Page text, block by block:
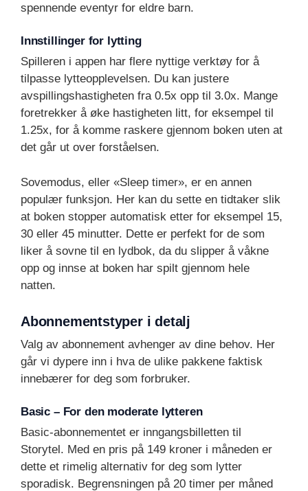
spennende eventyr for eldre barn.
Innstillinger for lytting
Spilleren i appen har flere nyttige verktøy for å
tilpasse lytteopplevelsen. Du kan justere
avspillingshastigheten fra 0.5x opp til 3.0x. Mange
foretrekker å øke hastigheten litt, for eksempel til
1.25x, for å komme raskere gjennom boken uten at
det går ut over forståelsen.
Sovemodus, eller «Sleep timer», er en annen
populær funksjon. Her kan du sette en tidtaker slik
at boken stopper automatisk etter for eksempel 15,
30 eller 45 minutter. Dette er perfekt for de som
liker å sovne til en lydbok, da du slipper å våkne
opp og innse at boken har spilt gjennom hele
natten.
Abonnementstyper i detalj
Valg av abonnement avhenger av dine behov. Her
går vi dypere inn i hva de ulike pakkene faktisk
innebærer for deg som forbruker.
Basic – For den moderate lytteren
Basic-abonnementet er inngangsbilletten til
Storytel. Med en pris på 149 kroner i måneden er
dette et rimelig alternativ for deg som lytter
sporadisk. Begrensningen på 20 timer per måned